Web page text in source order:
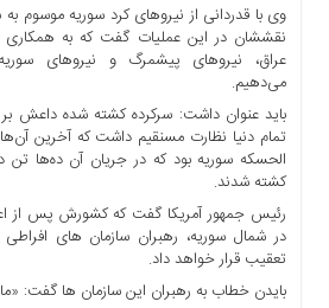
برگه
نمونه
تعرفه
درباره
اخبار
سایت
ارتباط
وی با قدردانی از نیروهای کرد سوریه موسوم
نقششان در این عملیات گفت که به همکاری
عراق، نیروهای پیشمرگ و نیروهای
می‌دهیم.
باید عنوان داشت: سرکرده کشته شده داعش
تمام دنیا نظارت مسنقیم داشت که آخرین
الحسکه سوریه بود که در جریان آن ده‌ها تن
کشته‌ شدند.
رئیس جمهور آمریکا گفت که کشورش پس از
در شمال سوریه، رهبران سازمان های
تعقیب قرار خواهد داد.
بایدن خطاب به رهبران این سازمان ها گفت: